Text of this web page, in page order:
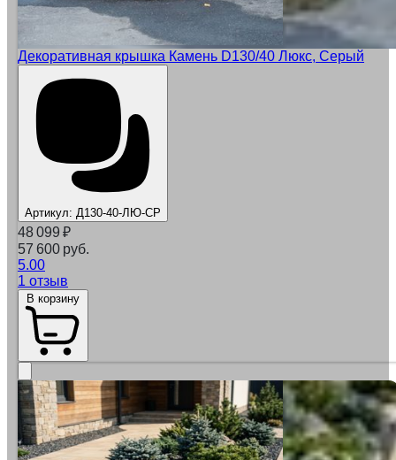
Декоративная крышка Камень D130/40 Люкс, Серый
Артикул: Д130-40-ЛЮ-СР
48 099 ₽
57 600 руб.
5.00
1 отзыв